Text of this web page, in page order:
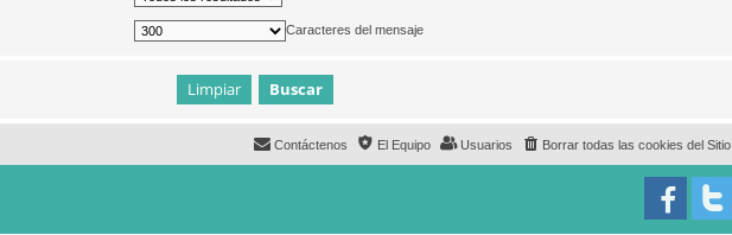
Caracteres del mensaje
Borrar todas las cookies del Sitio
Usuarios
El Equipo
Contáctenos